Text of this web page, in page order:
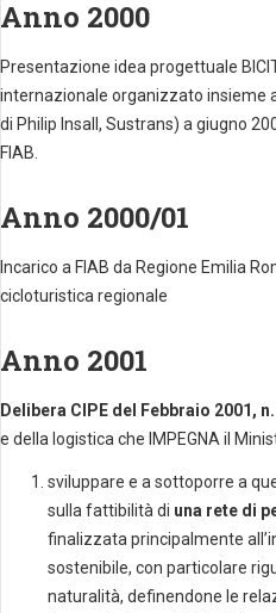
Anno 2000
Presentazione idea progettuale
internazionale organizzato insieme
di Philip Insall, Sustrans) a giugno
FIAB.
Anno 2000/01
Incarico a FIAB da Regione Emilia
cicloturistica regionale
Anno 2001
Delibera CIPE del Febbraio 2001, n.
e della logistica che IMPEGNA il
sviluppare e a sottoporre a
sulla fattibilità di una rete di
finalizzata principalmente
sostenibile, con particolare
naturalità, definendone le